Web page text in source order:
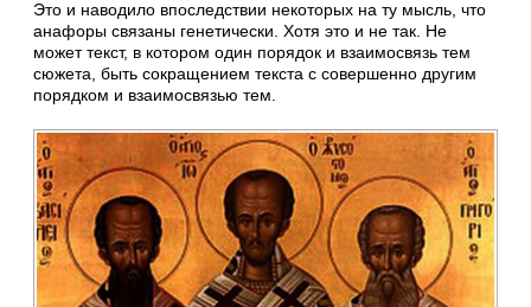
Это и наводило впоследствии некоторых на ту мысль, что
анафоры связаны генетически. Хотя это и не так. Не
может текст, в котором один порядок и взаимосвязь тем
сюжета, быть сокращением текста с совершенно другим
порядком и взаимосвязью тем.